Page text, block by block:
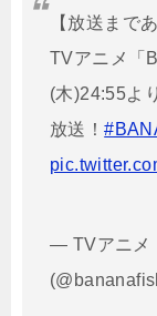
【放送まで
TVアニメ「
(木)24:55よ
放送！
— TVアニメ